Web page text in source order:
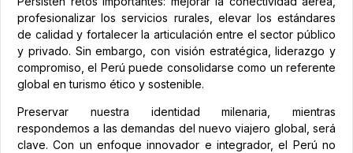
profesionalizar los servicios rurales, elevar los estándares
de calidad y fortalecer la articulación entre el sector público
y privado. Sin embargo, con visión estratégica, liderazgo y
compromiso, el Perú puede consolidarse como un referente
global en turismo ético y sostenible.
Preservar nuestra identidad milenaria, mientras
respondemos a las demandas del nuevo viajero global, será
clave. Con un enfoque innovador e integrador, el Perú no